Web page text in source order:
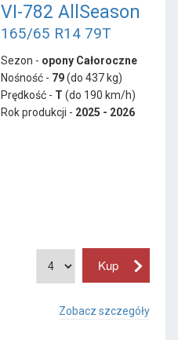
VI-782 AllSeason
165/65 R14 79T
Sezon - opony Całoroczne
Nośność - 79(do 437 kg)
Prędkość - T (do 190 km/h)
Rok produkcji - 2025 - 2026
Zobacz szczegóły